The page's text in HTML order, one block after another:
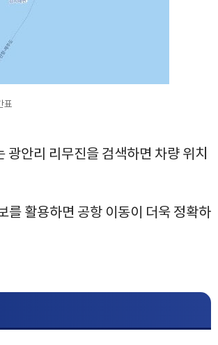
표
광안리 리무진을 검색하면 차량 위치
를 활용하면 공항 이동이 더욱 정확하